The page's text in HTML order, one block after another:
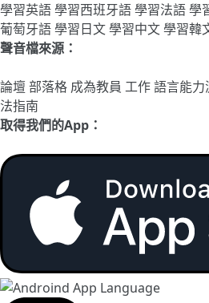
學習英語學習西班牙語學習法語學
葡萄牙語學習日文學習中文學習韓
聲音檔來源：
論壇部落格 成為教員 工作語言能力
法指南
取得我們的App：